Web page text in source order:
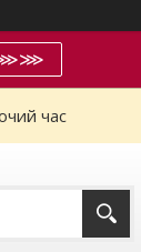
⋙⋙
час